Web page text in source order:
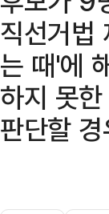
직선거법
는 때'에
하지 못
판단할